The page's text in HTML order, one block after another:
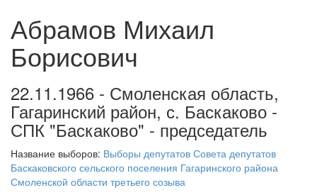
Абрамов Михаил
Борисович
22.11.1966 - Смоленская область,
Гагаринский район, с. Баскаково -
СПК "Баскаково" - председатель
Название выборов: Выборы депутатов Совета депутатов
Баскаковского сельского поселения Гагаринского района
Смоленской области третьего созыва